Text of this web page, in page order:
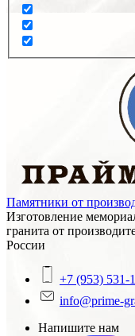
Памятники от
Изготовление
гранита от
России
+7 (953) 531-
info@prime-
Напишите нам